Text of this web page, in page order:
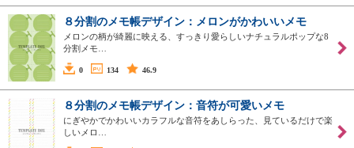
８分割のメモ帳デザイン：メロンがかわいいメモ
メロンの柄が綺麗に映える、すっきり愛らしいナチュラルポップな8
分割メモ…
0 134 46.9
８分割のメモ帳デザイン：音符が可愛いメモ
にぎやかでかわいいカラフルな音符をあしらった、見ているだけで楽
しいメロ…